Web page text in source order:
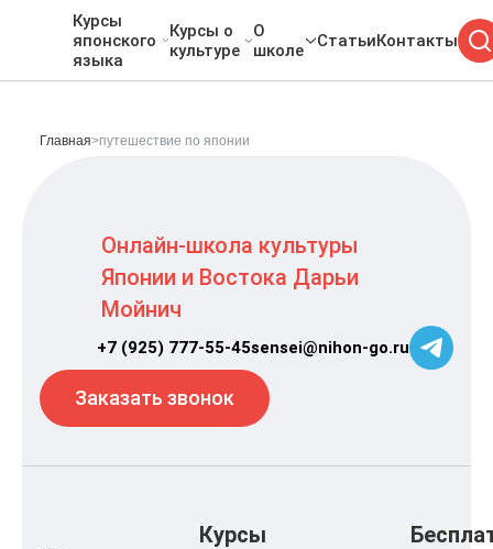
Курсы
японского
языка
Курсы о
культуре
О
школе
СтатьиКонтакты
Главная>путешествие по японии
Онлайн-школа культуры
Японии и Востока Дарьи
Мойнич
+7 (925) 777-55-45sensei@nihon-go.ru
Заказать звонок
Курсы